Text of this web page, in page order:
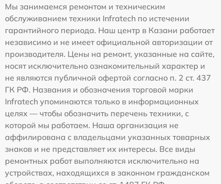
Мы занимаемся ремонтом и техническим
обслуживанием техники Infratech по истечении
гарантийного периода. Наш центр в Казани работает
независимо и не имеет официальной авторизации от
производителя. Цены на ремонт, указанные на сайте,
носят исключительно ознакомительный характер и
не являются публичной офертой согласно п. 2 ст. 437
ГК РФ. Названия и обозначения торговой марки
Infratech упоминаются только в информационных
целях — чтобы обозначить перечень техники, с
которой мы работаем. Наша организация не
аффилирована с владельцами указанных товарных
знаков и не представляет их интересы. Все виды
ремонтных работ выполняются исключительно на
устройствах, находящихся в законном гражданском